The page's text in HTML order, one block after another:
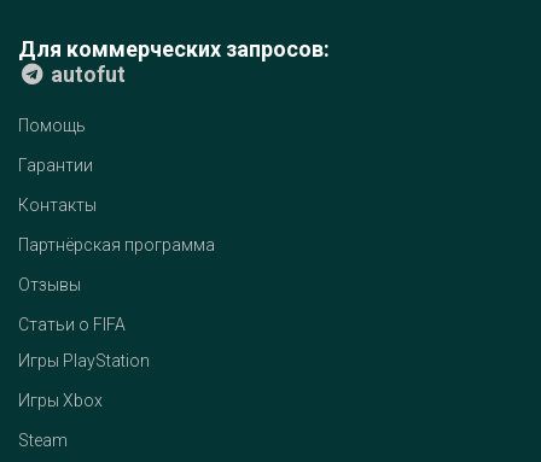
Для коммерческих запросов:
autofut
Помощь
Гарантии
Контакты
Партнёрская программа
Отзывы
Статьи о FIFA
Игры PlayStation
Игры Xbox
Steam